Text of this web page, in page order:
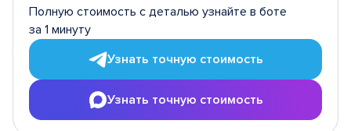
Полную стоимость с деталью узнайте в боте
за 1 минуту
Узнать точную стоимость
Узнать точную стоимость